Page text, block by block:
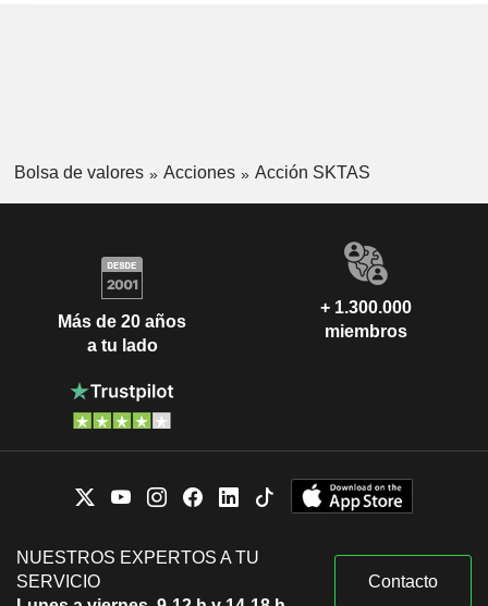
Bolsa de valores Acciones Acción SKTAS
Más de 20 años
a tu lado
+ 1.300.000
miembros
NUESTROS EXPERTOS A TU
SERVICIO
Contacto